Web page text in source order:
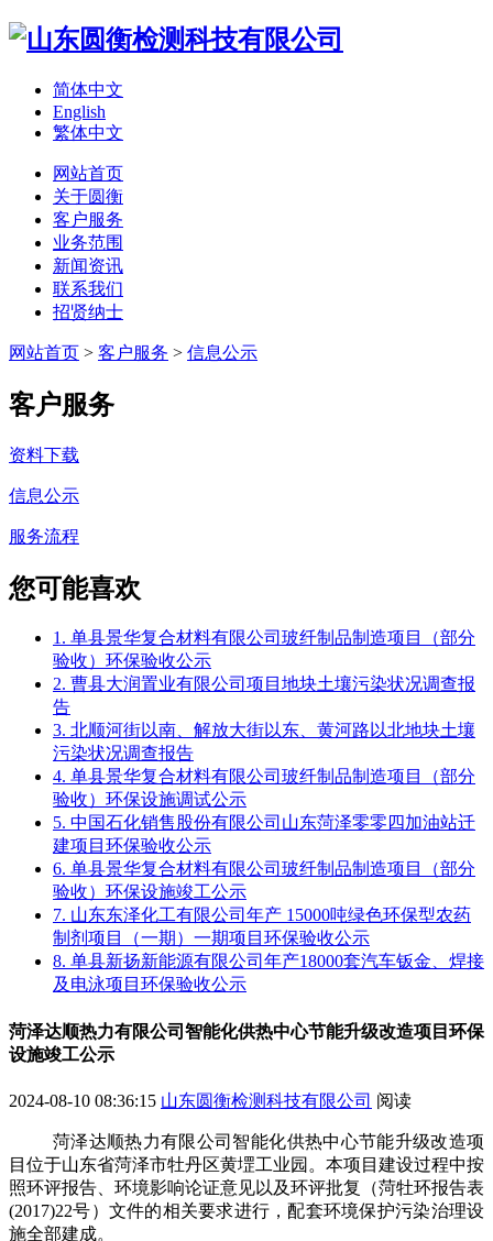
简体中文
English
繁体中文
网站首页
关于圆衡
客户服务
业务范围
新闻资讯
联系我们
招贤纳士
网站首页 > 客户服务 > 信息公示
客户服务
资料下载
信息公示
服务流程
您可能喜欢
1. 单县景华复合材料有限公司玻纤制品制造项目（部分
验收）环保验收公示
2. 曹县大润置业有限公司项目地块土壤污染状况调查报
告
3. 北顺河街以南、解放大街以东、黄河路以北地块土壤
污染状况调查报告
4. 单县景华复合材料有限公司玻纤制品制造项目（部分
验收）环保设施调试公示
5. 中国石化销售股份有限公司山东菏泽零零四加油站迁
建项目环保验收公示
6. 单县景华复合材料有限公司玻纤制品制造项目（部分
验收）环保设施竣工公示
7. 山东东泽化工有限公司年产 15000吨绿色环保型农药
制剂项目（一期）一期项目环保验收公示
8. 单县新扬新能源有限公司年产18000套汽车钣金、焊接
及电泳项目环保验收公示
菏泽达顺热力有限公司智能化供热中心节能升级改造项目环保
设施竣工公示
2024-08-10 08:36:15 山东圆衡检测科技有限公司 阅读
菏泽达顺热力有限公司智能化供热中心节能升级改造项
目 位于山东省菏泽市牡丹区黄堽工业园 。本项目 建设过程中按
照环评报告、环境影响论证意见以及环评批复
（菏牡环报告表
(2017)22号） 文件的相关要求进行，配套环境保护污染治理设
施全部建成。